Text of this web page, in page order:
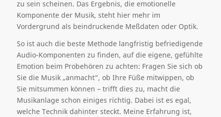
zu sein scheinen. Das Ergebnis, die emotionelle
Komponente der Musik, steht hier mehr im
Vordergrund als beindruckende Meßdaten oder Optik.
So ist auch die beste Methode langfristig befriedigende
Audio-Komponenten zu finden, auf die eigene, gefühlte
Emotion beim Probehören zu achten: Fragen Sie sich ob
Sie die Musik „anmacht“, ob Ihre Füße mitwippen, ob
Sie mitsummen können – trifft dies zu, macht die
Musikanlage schon einiges richtig. Dabei ist es egal,
welche Technik dahinter steckt. Meine Erfahrung ist,